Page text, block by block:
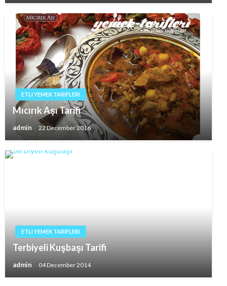
ETLI YEMEK TARIFLERI
Mıcırık Aşı Tarifi
admin 22 December 2016
ETLI YEMEK TARIFLERI
Terbiyeli Kuşbaşı Tarifi
admin 04 December 2014